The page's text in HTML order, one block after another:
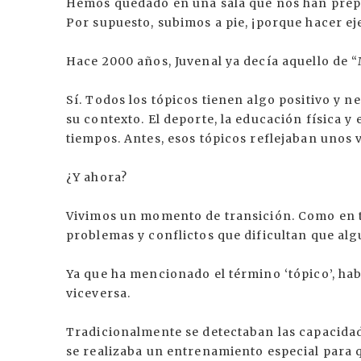
Hemos quedado en una sala que nos han
Por supuesto, subimos a pie, ¡porque hacer
Hace 2000 años, Juvenal ya decía aquello de
Sí. Todos los tópicos tienen algo positivo y
su contexto. El deporte, la educación física y
tiempos. Antes, esos tópicos reflejaban
¿Y ahora?
Vivimos un momento de transición. Como
problemas y conflictos que dificultan que
Ya que ha mencionado el término ‘tópico’,
viceversa.
Tradicionalmente se detectaban las
se realizaba un entrenamiento especial para